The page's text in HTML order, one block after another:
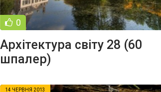
0
Архітектура світу 28 (60
шпалер)
14 ЧЕРВНЯ 2013